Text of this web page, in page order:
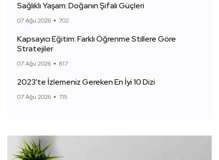
Sağlıklı Yaşam: Doğanın Şifalı Güçleri
07 Ağu 2026 702
Kapsayıcı Eğitim: Farklı Öğrenme Stillere Göre
Stratejiler
07 Ağu 2026 817
2023'te İzlemeniz Gereken En İyi 10 Dizi
07 Ağu 2026 715